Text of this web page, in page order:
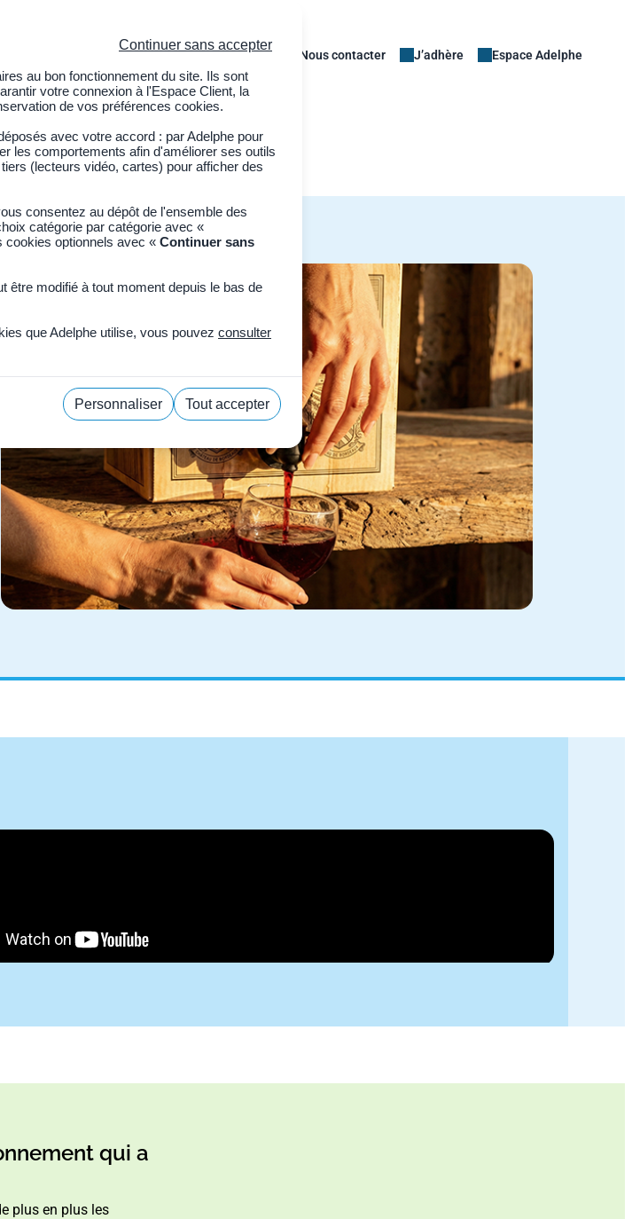
Nous contacter J’adhère Espace Adelphe
Adhérer à Adelphe
qui a
plus en plus les
Continuer sans accepter
au bon fonctionnement du site. Ils sont
votre connexion à l'Espace Client, la
de vos préférences cookies.
avec votre accord : par Adelphe pour
les comportements afin d'améliorer ses outils
(lecteurs vidéo, cartes) pour afficher des
consentez au dépôt de l'ensemble des
catégorie par catégorie avec «
cookies optionnels avec « Continuer sans
être modifié à tout moment depuis le bas de
que Adelphe utilise, vous pouvez consulter
Personnaliser
Tout accepter